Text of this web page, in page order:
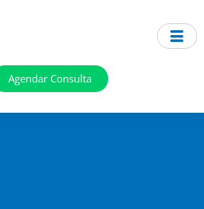
Agendar Consulta